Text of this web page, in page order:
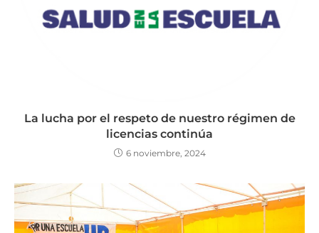
La lucha por el respeto de nuestro régimen de
licencias continúa
6 noviembre, 2024